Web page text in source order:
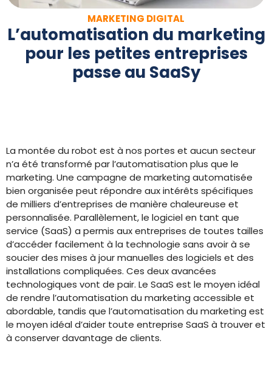
MARKETING DIGITAL
L’automatisation du marketing
pour les petites entreprises
passe au SaaSy
La montée du robot est à nos portes et aucun secteur
n’a été transformé par l’automatisation plus que le
marketing. Une campagne de marketing automatisée
bien organisée peut répondre aux intérêts spécifiques
de milliers d’entreprises de manière chaleureuse et
personnalisée. Parallèlement, le logiciel en tant que
service (SaaS) a permis aux entreprises de toutes tailles
d’accéder facilement à la technologie sans avoir à se
soucier des mises à jour manuelles des logiciels et des
installations compliquées. Ces deux avancées
technologiques vont de pair. Le SaaS est le moyen idéal
de rendre l’automatisation du marketing accessible et
abordable, tandis que l’automatisation du marketing est
le moyen idéal d’aider toute entreprise SaaS à trouver et
à conserver davantage de clients.